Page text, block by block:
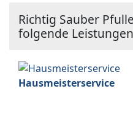
Richtig Sauber
folgende Leistungen
Hausmeisterservice